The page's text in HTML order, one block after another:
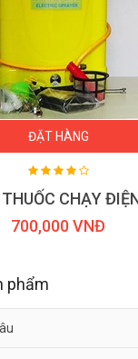
ĐẶT HÀNG
CHẠY
700,000 VNĐ
phẩm